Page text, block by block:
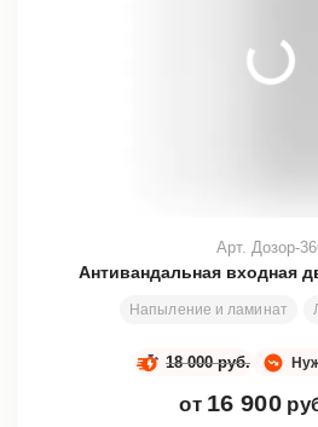
Антивандальная входная
Напыление и ламинат
Арт. Дозор-
18 000 руб.
от 16 900